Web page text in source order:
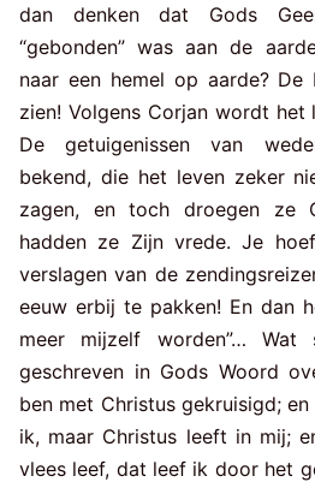
dan denken dat Gods
“gebonden” was aan de
naar een hemel op aarde?
zien! Volgens Corjan wordt het
De getuigenissen van
bekend, die het leven zeker
zagen, en toch droegen ze
hadden ze Zijn vrede. Je
verslagen van de
eeuw erbij te pakken! En dan
meer mijzelf worden”…
geschreven in Gods Woord
ben met Christus gekruisigd;
ik, maar Christus leeft in mij;
vlees leef, dat leef ik door het